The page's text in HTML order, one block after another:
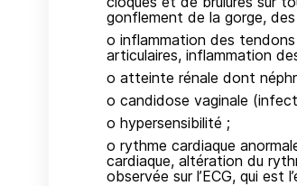
gonflement de la gorge,
o inflammation des
articulaires, inflammation
o atteinte rénale dont
o candidose vaginale
o hypersensibilité ;
o rythme cardiaque
cardiaque, altération du
observée sur l’ECG, qui est